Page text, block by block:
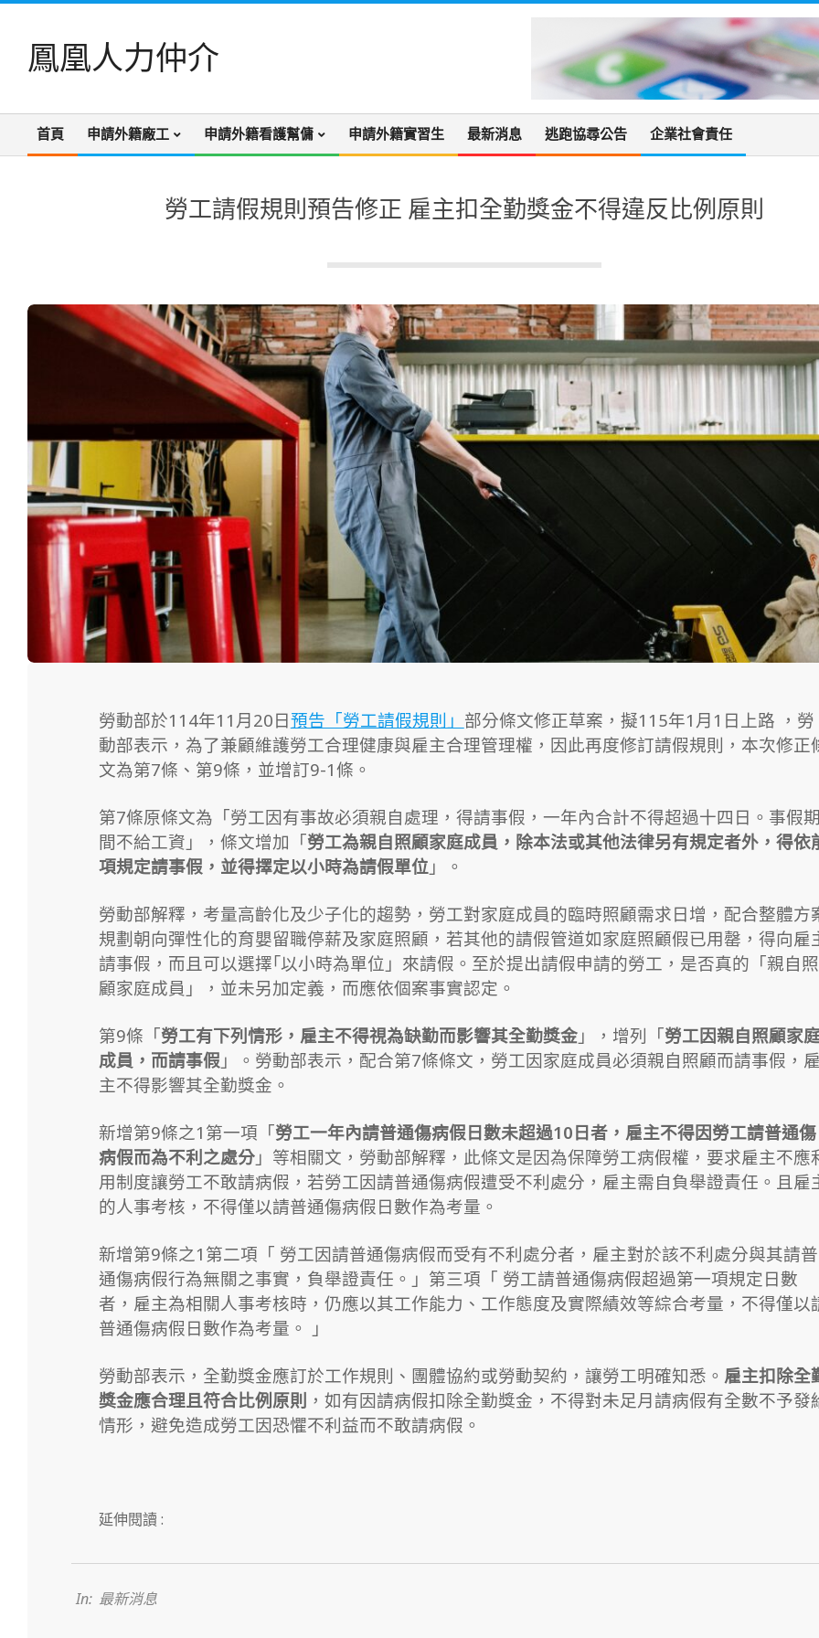
content鳳凰人力仲介
Primary
首頁 申請外籍廠工 申請外籍看護幫傭 申請外籍實習生 最新消息 逃跑協尋公告 企業社會責任
勞工請假規則預告修正 雇主扣全勤獎金不得違反比例原則
勞動部於114年11月20日預告「勞工請假規則」 部分條文修正草案，擬115年1月1日上路 ，勞
動部表示，為了兼顧維護勞工合理健康與雇主合理管理權，因此再度修訂請假規則，本次修正
文為第7條、第9條，並增訂9-1條。
第7條原條文為「勞工因有事故必須親自處理，得請事假，一年內合計不得超過十四日。事假期
間不給工資」，條文增加「勞工為親自照顧家庭成員，除本法或其他法律另有規定者外，得依
項規定請事假，並得擇定以小時為請假單位」。
勞動部解釋，考量高齡化及少子化的趨勢，勞工對家庭成員的臨時照顧需求日增，配合整體方
規劃朝向彈性化的育嬰留職停薪及家庭照顧，若其他的請假管道如家庭照顧假已用罄，得向雇
請事假，而且可以選擇｢以小時為單位」來請假。至於提出請假申請的勞工，是否真的「親自照
顧家庭成員」，並未另加定義，而應依個案事實認定。
第9條「勞工有下列情形，雇主不得視為缺勤而影響其全勤獎金」，增列「勞工因親自照顧家
成員，而請事假 」。勞動部表示，配合第7條條文，勞工因家庭成員必須親自照顧而請事假，雇
主不得影響其全勤獎金。
新增第9條之1第一項「勞工一年內請普通傷病假日數未超過10日者，雇主不得因勞工請普通傷
病假而為不利之處分」等相關文，勞動部解釋，此條文是因為保障勞工病假權，要求雇主不應
用制度讓勞工不敢請病假，若勞工因請普通傷病假遭受不利處分，雇主需自負舉證責任。且雇
的人事考核，不得僅以請普通傷病假日數作為考量。
新增第9條之1第二項「 勞工因請普通傷病假而受有不利處分者，雇主對於該不利處分與其請普
通傷病假行為無關之事實，負舉證責任。」第三項「 勞工請普通傷病假超過第一項規定日數
者，雇主為相關人事考核時，仍應以其工作能力、工作態度及實際績效等綜合考量，不得僅以
普通傷病假日數作為考量。 」
勞動部表示，全勤獎金應訂於工作規則、團體協約或勞動契約，讓勞工明確知悉。 雇主扣除全
獎金應合理且符合比例原則 ，如有因請病假扣除全勤獎金，不得對未足月請病假有全數不予發
情形，避免造成勞工因恐懼不利益而不敢請病假。
延伸閱讀 :
25
In: 最新消息